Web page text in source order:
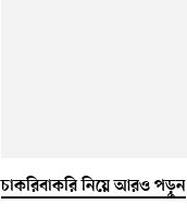
চাকরিবাকরি নিয়ে আরও পড়ুন